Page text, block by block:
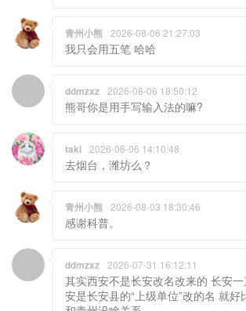
青州小熊 2026-08-06 21:27:03
我只会用五笔 哈哈
ddmzxz 2026-08-06 18:50:12
熊哥你是用手写输入法的嘛?
taki 2026-08-06 14:10:48
去烟台，潍坊么？
青州小熊 2026-08-03 18:30:46
感谢科普。
ddmzxz 2026-07-31 16:12:11
其实西安不是长安改名改来的 长安
安是长安县的“上级单位”改的名 就好